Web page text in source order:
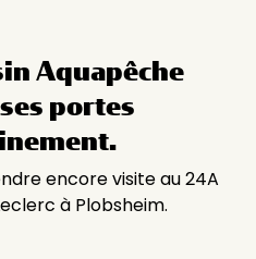
Aquapêche
portes
encore visite au 24A
à Plobsheim.